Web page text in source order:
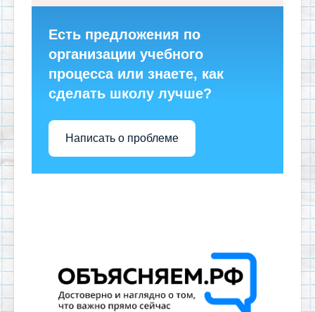
Есть предложения по
организации учебного
процесса или знаете, как
сделать школу лучше?
Написать о проблеме